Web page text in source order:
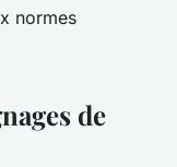
normes
de